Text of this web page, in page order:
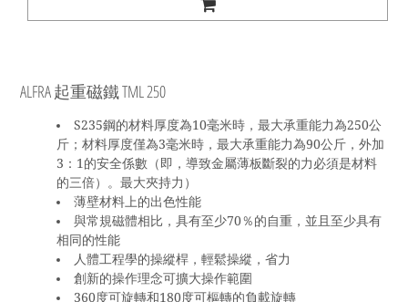
ALFRA 起重磁鐵 TML 250
S235鋼的材料厚度為10毫米時，最大承重能力為250公
斤；材料厚度僅為3毫米時，最大承重能力為90公斤，外加
3：1的安全係數（即，導致金屬薄板斷裂的力必須是材料
的三倍）。最大夾持力）
薄壁材料上的出色性能
與常規磁體相比，具有至少70％的自重，並且至少具有
相同的性能
人體工程學的操縱桿，輕鬆操縱，省力
創新的操作理念可擴大操作範圍
360度可旋轉和180度可樞轉的負載旋轉